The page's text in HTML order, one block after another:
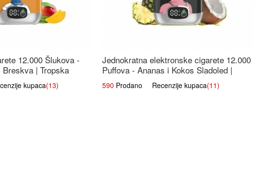
12.000 Šlukova -
| Tropska
kupaca(13)
Jednokratna elektronske cigarete 12.000
Puffova - Ananas i Kokos Sladoled |
Tropski Desert
590 Prodano Recenzije kupaca(11)